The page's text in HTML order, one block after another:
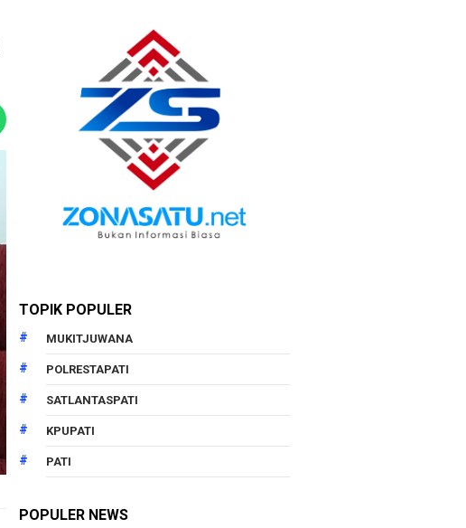
TOPIK POPULER
MUKITJUWANA
POLRESTAPATI
SATLANTASPATI
KPUPATI
PATI
POPULER NEWS